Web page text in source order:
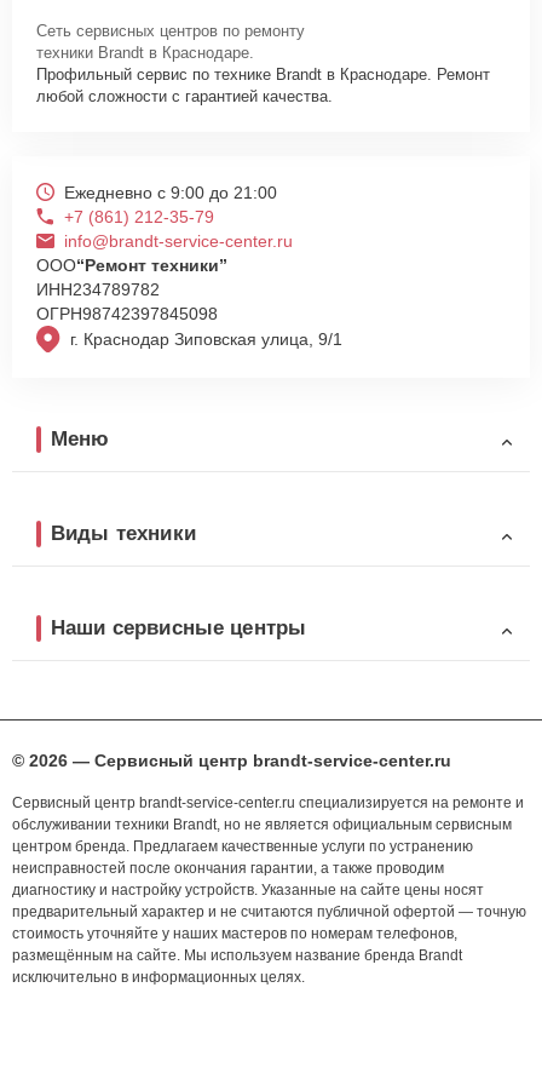
Сеть сервисных центров по ремонту
техники Brandt в Краснодаре.
Профильный сервис по технике Brandt в Краснодаре. Ремонт
любой сложности с гарантией качества.
г. Краснодар Зиповская улица, 9/1
Ежедневно с 9:00 до 21:00
+7 (861) 212-35-79
info@brandt-service-center.ru
ООО“Ремонт техники”
ИНН234789782
ОГРН98742397845098
Меню
Виды техники
Наши сервисные центры
© 2026 — Сервисный центр brandt-service-center.ru
Сервисный центр brandt-service-center.ru специализируется на ремонте и
обслуживании техники Brandt, но не является официальным сервисным
центром бренда. Предлагаем качественные услуги по устранению
неисправностей после окончания гарантии, а также проводим
диагностику и настройку устройств. Указанные на сайте цены носят
предварительный характер и не считаются публичной офертой — точную
стоимость уточняйте у наших мастеров по номерам телефонов,
размещённым на сайте. Мы используем название бренда Brandt
исключительно в информационных целях.